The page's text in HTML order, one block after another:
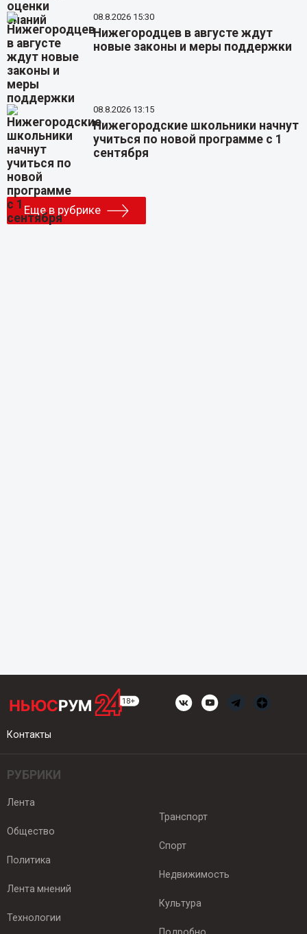
08.8.2026 15:30
Нижегородцев в августе ждут
новые законы и меры поддержки
08.8.2026 13:15
Нижегородские школьники начнут
учиться по новой программе с 1
сентября
Еще в рубрике
Контакты
РУБРИКИ
Лента
Общество
Политика
Лента мнений
Технологии
Транспорт
Спорт
Недвижимость
Культура